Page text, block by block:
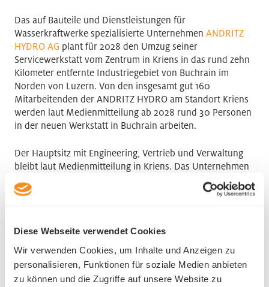
Diese Webseite verwendet Cookies
Wir verwenden Cookies, um Inhalte und Anzeigen zu
personalisieren, Funktionen für soziale Medien anbieten
zu können und die Zugriffe auf unsere Website zu
Das auf Bauteile und Dienstleistungen für
Wasserkraftwerke spezialisierte Unternehmen ANDRITZ
HYDRO AG plant für 2028 den Umzug seiner
Servicewerkstatt vom Zentrum in Kriens in das rund zehn
Kilometer entfernte Industriegebiet von Buchrain im
Norden von Luzern. Von den insgesamt gut 160
Mitarbeitenden der ANDRITZ HYDRO am Standort Kriens
werden laut Medienmitteilung ab 2028 rund 30 Personen
in der neuen Werkstatt in Buchrain arbeiten.
Der Hauptsitz mit Engineering, Vertrieb und Verwaltung
bleibt laut Medienmitteilung in Kriens. Das Unternehmen
bietet nach eigenen Angaben die gesamte
Wertschöpfungskette im Neubau, im Unterhalt und in der
In den kommenden Jahren werde das Areal der
ehemaligen Bell Maschinenfabrik vom Industriegebiet zu
einem neuen Stadtteil weiterentwickelt, heisst es in der
Mitteilung. In Hinblick auf die geplante Umnutzung des